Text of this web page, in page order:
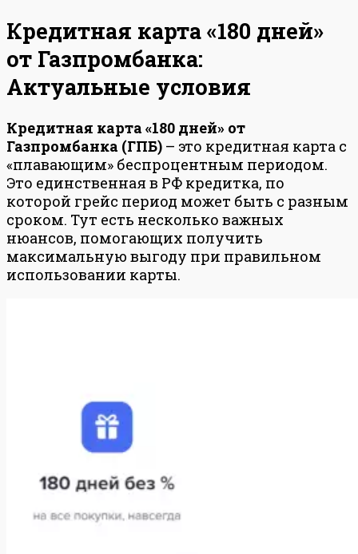
Кредитная карта «180 дней»
от Газпромбанка:
Актуальные условия
Кредитная карта «180 дней» от
Газпромбанка (ГПБ) – это кредитная карта с
«плавающим» беспроцентным периодом.
Это единственная в РФ кредитка, по
которой грейс период может быть с разным
сроком. Тут есть несколько важных
нюансов, помогающих получить
максимальную выгоду при правильном
использовании карты.